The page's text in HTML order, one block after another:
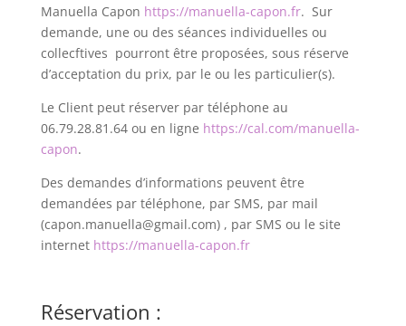
Manuella Capon https://manuella-capon.fr. Sur
demande, une ou des séances individuelles ou
collecftives pourront être proposées, sous réserve
d’acceptation du prix, par le ou les particulier(s).
Le Client peut réserver par téléphone au
06.79.28.81.64 ou en ligne https://cal.com/manuella-
capon.
Des demandes d’informations peuvent être
demandées par téléphone, par SMS, par mail
(capon.manuella@gmail.com) , par SMS ou le site
internet https://manuella-capon.fr
Réservation :